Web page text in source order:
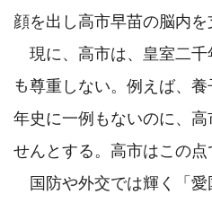
顔を出し高市早苗の脳内を
現に、高市は、皇室二千
も尊重しない。例えば、
年史に一例もないのに、
せんとする。高市はこの点
国防や外交では輝く「愛